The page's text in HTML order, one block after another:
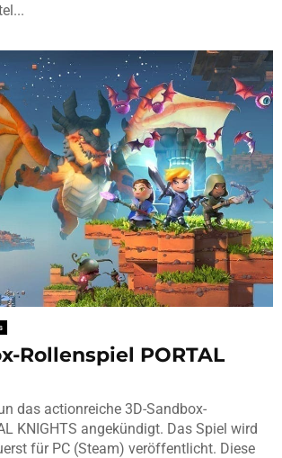
Rollenspiel PORTAL
das actionreiche 3D-Sandbox-
KNIGHTS angekündigt. Das Spiel wird
für PC (Steam) veröffentlicht. Diese